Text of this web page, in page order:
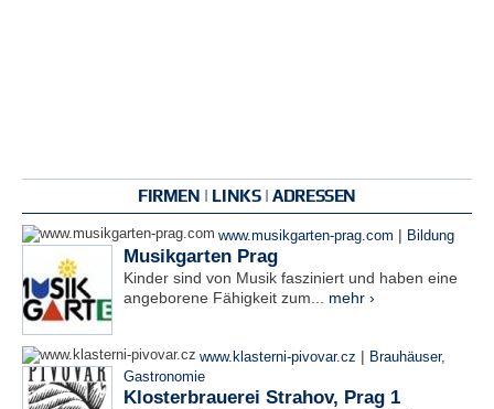
FIRMEN | LINKS | ADRESSEN
www.musikgarten-prag.com | Bildung
Musikgarten Prag
Kinder sind von Musik fasziniert und haben eine
angeborene Fähigkeit zum... mehr ›
www.klasterni-pivovar.cz | Brauhäuser,
Gastronomie
Klosterbrauerei Strahov, Prag 1